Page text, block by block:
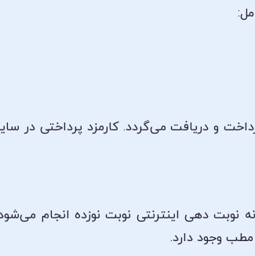
و دریافت می‌گردد. کارمزد پرداختی در
نوبت دهی اینترنتی نوبت نوزده انجام
وجود دارد.